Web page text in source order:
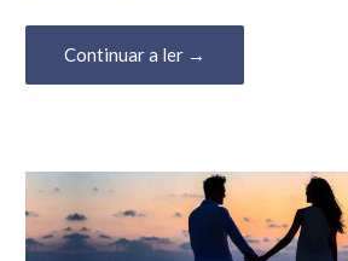
Continuar a ler →